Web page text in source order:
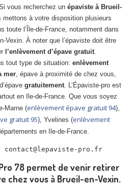
83 64 20 40
vous recherchez un épaviste à Brueil-
mettons à votre disposition plusieurs
toute l’Île-de-France, notamment dans
Vexin. À noter que l’épaviste doit être
l’enlèvement d’épave gratuit.
tout type de situation: enlèvement
mer, épave à proximité de chez vous,
gratuitement. L’Épaviste-pro est
en Ile-de-France. Que vous soyez
Marne (enlèvement épave gratuit 94),
gratuit 95), Yvelines (enlèvement
en Ile-de-France.
contact@lepaviste-pro.fr
78 permet de venir retirer
chez vous à Brueil-en-Vexin.